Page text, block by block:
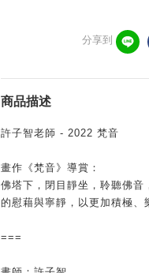
分享到
商品描述
許子智老師 - 2022 梵音
畫作《梵音》導賞：
佛塔下，閉目靜坐，聆聽佛
的慰藉與寧靜，以更加積極、
===